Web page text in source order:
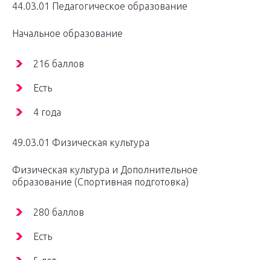
44.03.01 Педагогическое образование
Начальное образование
216 баллов
Есть
4 года
49.03.01 Физическая культура
Физическая культура и Дополнительное
образование (Спортивная подготовка)
280 баллов
Есть